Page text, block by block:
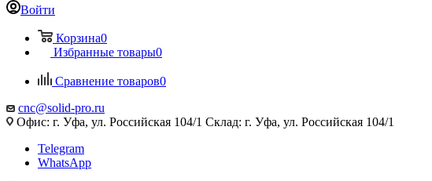
Войти
Корзина0
Избранные товары0
Сравнение товаров0
cnc@solid-pro.ru
Офис: г. Уфа, ул. Российская 104/1 Склад: г. Уфа, ул. Российская 104/1
Telegram
WhatsApp